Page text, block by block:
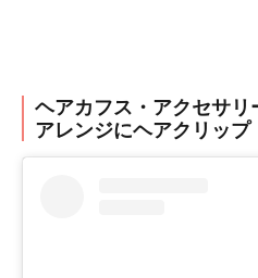
ヘアカフス・アクセサ
アレンジにヘアクリップ